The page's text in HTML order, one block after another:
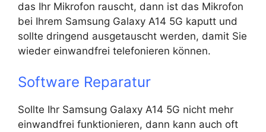
das Ihr Mikrofon rauscht, dann ist das Mikrofon
bei Ihrem Samsung Galaxy A14 5G kaputt und
sollte dringend ausgetauscht werden, damit Sie
wieder einwandfrei telefonieren können.
Software Reparatur
Sollte Ihr Samsung Galaxy A14 5G nicht mehr
einwandfrei funktionieren, dann kann auch oft